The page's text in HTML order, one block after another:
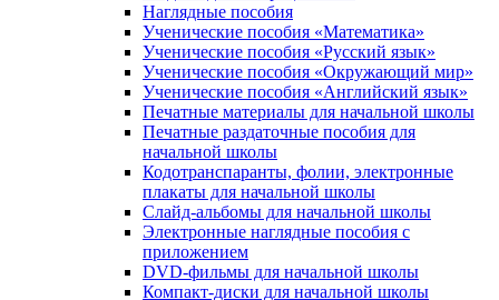
Наглядные пособия
Ученические пособия «Математика»
Ученические пособия «Русский язык»
Ученические пособия «Окружающий мир»
Ученические пособия «Английский язык»
Печатные материалы для начальной школы
Печатные раздаточные пособия для
начальной школы
Кодотранспаранты, фолии, электронные
плакаты для начальной школы
Слайд-альбомы для начальной школы
Электронные наглядные пособия с
приложением
DVD-фильмы для начальной школы
Компакт-диски для начальной школы